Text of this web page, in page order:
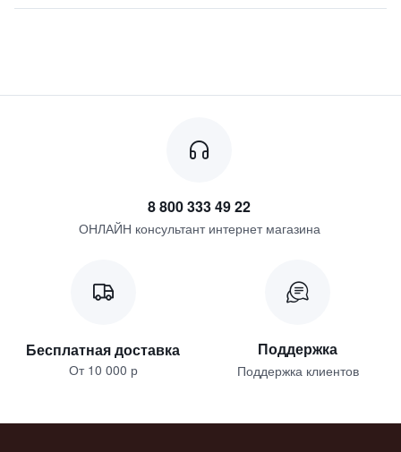
8 800 333 49 22
ОНЛАЙН консультант интернет магазина
Бесплатная доставка
От 10 000 р
Поддержка
Поддержка клиентов